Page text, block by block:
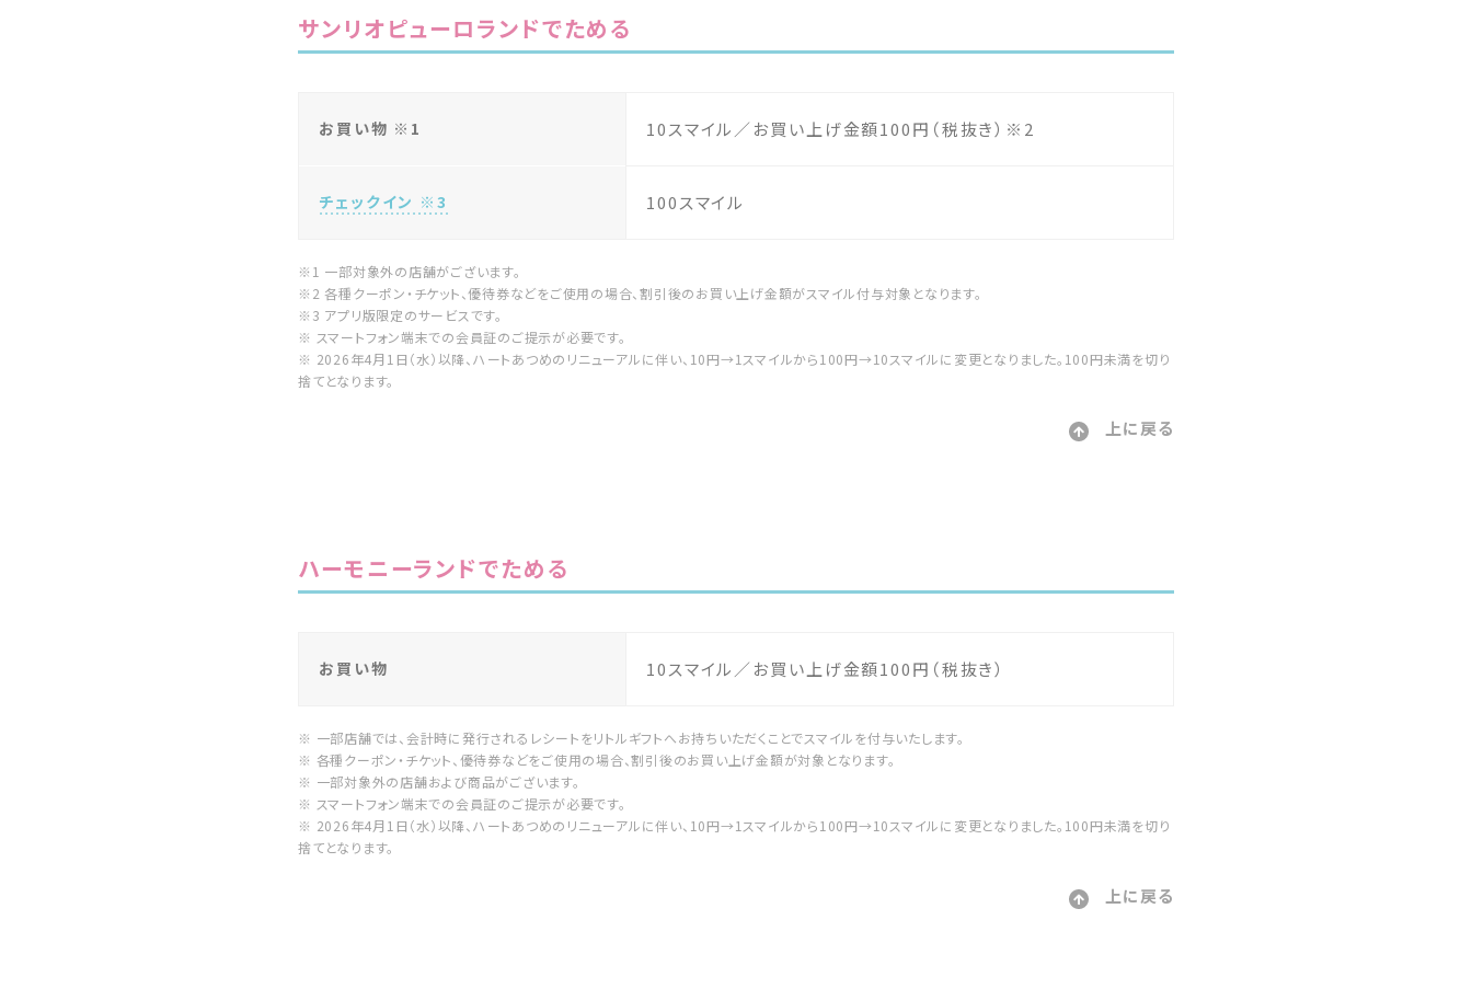
サンリオピューロランドでためる
お買い物 ※1 10スマイル／お買い上げ金額100円（税抜き）※2
チェックイン ※3 100スマイル
※1 一部対象外の店舗がございます。
※2 各種クーポン・チケット、優待券などをご使用の場合、割引後のお買い上げ金額がスマイル付与対象となります。
※3 アプリ版限定のサービスです。
※ スマートフォン端末での会員証のご提示が必要です。
※ 2026年4月1日（水）以降、ハートあつめのリニューアルに伴い、10円→1スマイルから100円→10スマイルに変更となりました。100円未満を切り
捨てとなります。
上に戻る
ハーモニーランドでためる
お買い物 10スマイル／お買い上げ金額100円（税抜き）
※ 一部店舗では、会計時に発行されるレシートをリトルギフトへお持ちいただくことでスマイルを付与いたします。
※ 各種クーポン・チケット、優待券などをご使用の場合、割引後のお買い上げ金額が対象となります。
※ 一部対象外の店舗および商品がございます。
※ スマートフォン端末での会員証のご提示が必要です。
※ 2026年4月1日（水）以降、ハートあつめのリニューアルに伴い、10円→1スマイルから100円→10スマイルに変更となりました。100円未満を切り
捨てとなります。
上に戻る